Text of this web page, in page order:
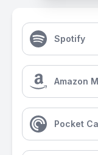
Spotify
Amazon
Pocket